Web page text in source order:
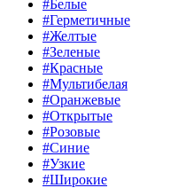
#Белые
#Герметичные
#Желтые
#Зеленые
#Красные
#Мультибелая
#Оранжевые
#Открытые
#Розовые
#Синие
#Узкие
#Широкие